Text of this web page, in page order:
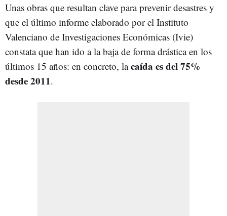
Unas obras que resultan clave para prevenir desastres y
que el último informe elaborado por el Instituto
Valenciano de Investigaciones Económicas (Ivie)
constata que han ido a la baja de forma drástica en los
últimos 15 años: en concreto, lacaída es del 75%
desde 2011.